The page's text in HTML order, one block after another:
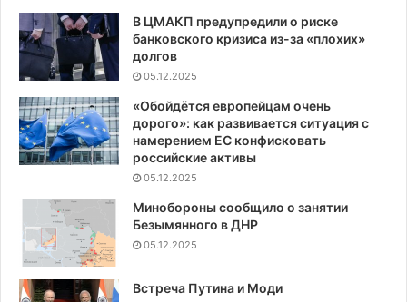
В ЦМАКП предупредили о риске
банковского кризиса из-за «плохих»
долгов
05.12.2025
«Обойдётся европейцам очень
дорого»: как развивается ситуация с
намерением ЕС конфисковать
российские активы
05.12.2025
Минобороны сообщило о занятии
Безымянного в ДНР
05.12.2025
Встреча Путина и Моди